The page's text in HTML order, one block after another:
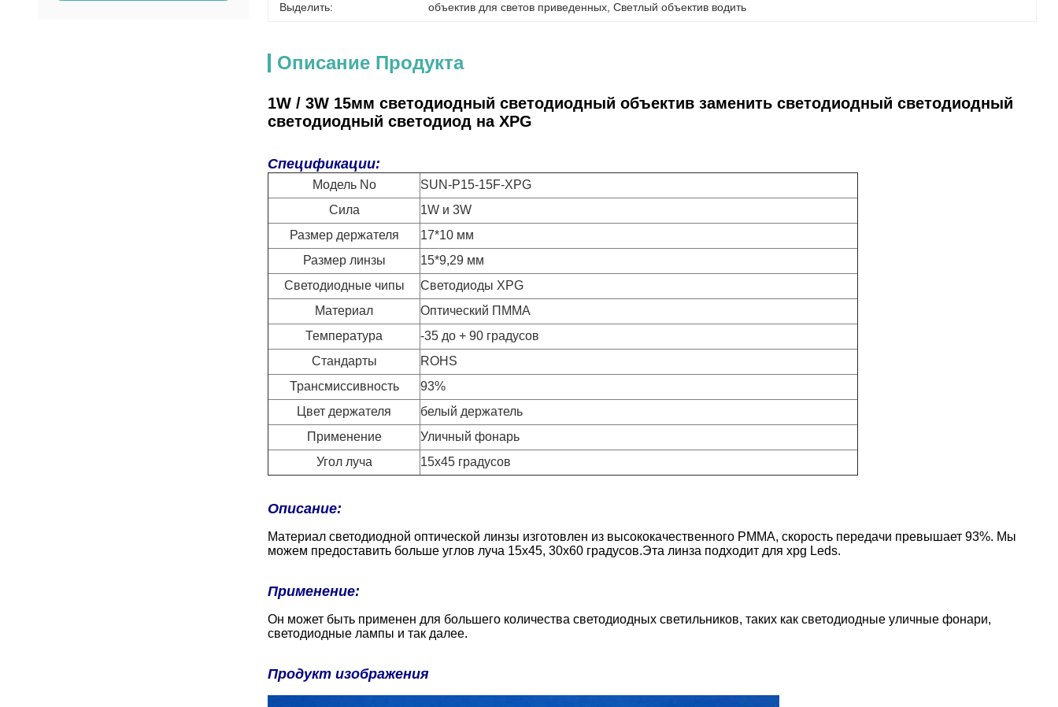
Выделить: объектив для светов приведенных , Светлый объектив водить
Описание Продукта
1W / 3W 15мм светодиодный светодиодный объектив заменить светодиодный светодиодный
светодиодный светодиод на XPG
Спецификации:
Модель No
SUN-P15-15F-XPG
Сила
1W и 3W
Размер держателя
17*10 мм
Размер линзы
15*9,29 мм
Светодиодные чипы
Светодиоды XPG
Материал
Оптический ПММА
Температура
-35 до + 90 градусов
Стандарты
ROHS
Трансмиссивность
93%
Цвет держателя
белый держатель
Применение
Уличный фонарь
Угол луча
15х45 градусов
Описание:
Материал светодиодной оптической линзы изготовлен из высококачественного PMMA, скорость передачи превышает 93%. Мы
можем предоставить больше углов луча 15x45, 30x60 градусов.Эта линза подходит для xpg Leds.
Применение:
Он может быть применен для большего количества светодиодных светильников, таких как светодиодные уличные фонари,
светодиодные лампы и так далее.
Продукт изображения